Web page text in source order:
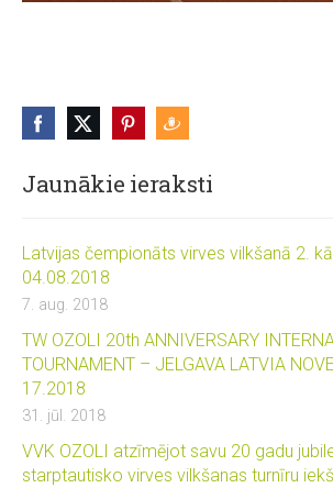
Jaunākie ieraksti
Latvijas čempionāts virves vilkšanā 2.
04.08.2018
7. aug. 2018
TW OZOLI 20th ANNIVERSARY
TOURNAMENT – JELGAVA LATVIA
17.2018
31. jūl. 2018
VVK OZOLI atzīmējot savu 20 gadu
starptautisko virves vilkšanas turnīru